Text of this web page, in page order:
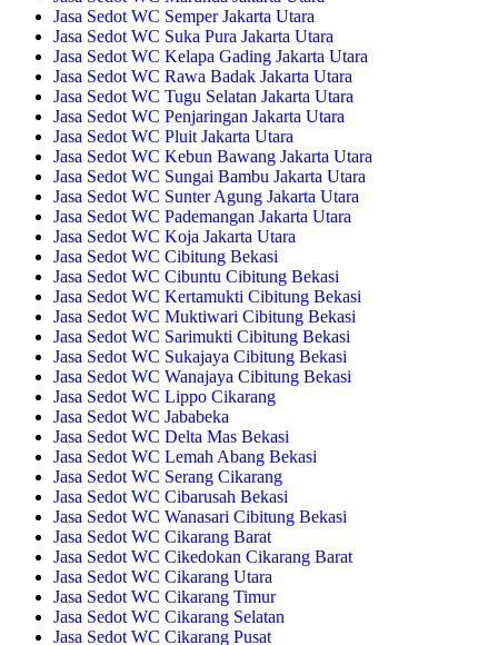
Jasa Sedot WC Semper Jakarta Utara
Jasa Sedot WC Suka Pura Jakarta Utara
Jasa Sedot WC Kelapa Gading Jakarta Utara
Jasa Sedot WC Rawa Badak Jakarta Utara
Jasa Sedot WC Tugu Selatan Jakarta Utara
Jasa Sedot WC Penjaringan Jakarta Utara
Jasa Sedot WC Pluit Jakarta Utara
Jasa Sedot WC Kebun Bawang Jakarta Utara
Jasa Sedot WC Sungai Bambu Jakarta Utara
Jasa Sedot WC Sunter Agung Jakarta Utara
Jasa Sedot WC Pademangan Jakarta Utara
Jasa Sedot WC Koja Jakarta Utara
Jasa Sedot WC Cibitung Bekasi
Jasa Sedot WC Cibuntu Cibitung Bekasi
Jasa Sedot WC Kertamukti Cibitung Bekasi
Jasa Sedot WC Muktiwari Cibitung Bekasi
Jasa Sedot WC Sarimukti Cibitung Bekasi
Jasa Sedot WC Sukajaya Cibitung Bekasi
Jasa Sedot WC Wanajaya Cibitung Bekasi
Jasa Sedot WC Lippo Cikarang
Jasa Sedot WC Jababeka
Jasa Sedot WC Delta Mas Bekasi
Jasa Sedot WC Lemah Abang Bekasi
Jasa Sedot WC Serang Cikarang
Jasa Sedot WC Cibarusah Bekasi
Jasa Sedot WC Wanasari Cibitung Bekasi
Jasa Sedot WC Cikarang Barat
Jasa Sedot WC Cikedokan Cikarang Barat
Jasa Sedot WC Cikarang Utara
Jasa Sedot WC Cikarang Timur
Jasa Sedot WC Cikarang Selatan
Jasa Sedot WC Cikarang Pusat